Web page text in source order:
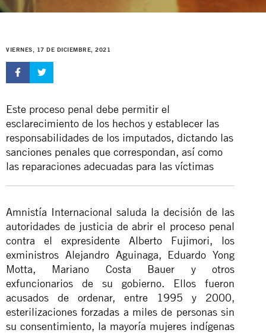
BÚSQUEDA DE VERDAD,
JUSTICIA Y REPARACIÓN
VIERNES, 17 DE DICIEMBRE, 2021
Este proceso penal debe permitir el
esclarecimiento de los hechos y establecer las
responsabilidades de los imputados, dictando las
sanciones penales que correspondan, así como
las reparaciones adecuadas para las víctimas
Amnistía Internacional saluda la decisión de las
autoridades de justicia de abrir el proceso penal
contra el expresidente Alberto Fujimori, los
exministros Alejandro Aguinaga, Eduardo Yong
Motta, Mariano Costa Bauer y otros
exfuncionarios de su gobierno. Ellos fueron
acusados de ordenar, entre 1995 y 2000,
esterilizaciones forzadas a miles de personas sin
su consentimiento, la mayoría mujeres indígenas